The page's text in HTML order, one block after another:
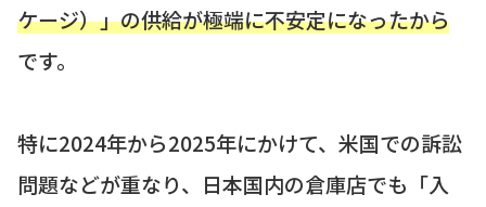
ケージ）」の供給が極端に不安定になったから
です。
特に2024年から2025年にかけて、米国での訴訟
問題などが重なり、日本国内の倉庫店でも「入